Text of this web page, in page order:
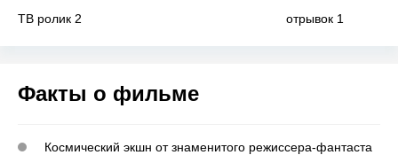
ТВ ролик 2 отрывок 1
Факты о фильме
Космический экшн от знаменитого режиссера-фантаста